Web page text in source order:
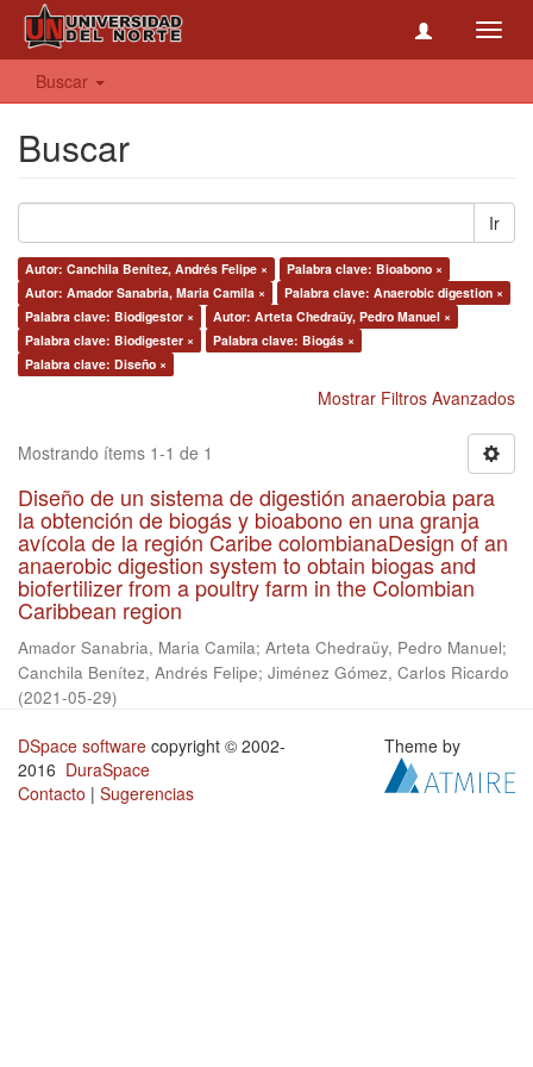
Buscar
Buscar
Ir
Autor: Canchila Benítez, Andrés Felipe ×
Palabra clave: Bioabono ×
Autor: Amador Sanabria, Maria Camila ×
Palabra clave: Anaerobic digestion ×
Palabra clave: Biodigestor ×
Autor: Arteta Chedraüy, Pedro Manuel ×
Palabra clave: Biodigester ×
Palabra clave: Biogás ×
Palabra clave: Diseño ×
Mostrar Filtros Avanzados
Mostrando ítems 1-1 de 1
Diseño de un sistema de digestión anaerobia para
la obtención de biogás y bioabono en una granja
avícola de la región Caribe colombianaDesign of an
anaerobic digestion system to obtain biogas and
biofertilizer from a poultry farm in the Colombian
Caribbean region
Amador Sanabria, Maria Camila; Arteta Chedraüy, Pedro Manuel;
Canchila Benítez, Andrés Felipe; Jiménez Gómez, Carlos Ricardo
(2021-05-29)
DSpace software copyright © 2002-
2016 DuraSpace
Contacto | Sugerencias
Theme by